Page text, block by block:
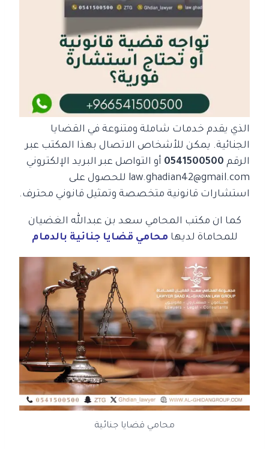
الذي يقدم خدمات شاملة ومتنوعة في القضايا
الجنائية. يمكن للأشخاص الاتصال بهذا المكتب عبر
الرقم 0541500500 أو التواصل عبر البريد الإلكتروني
law.ghadian42@gmail.com للحصول على
استشارات قانونية متخصصة وتمثيل قانوني محترف.
كما ان مكتب المحامي سعد بن عبدالله الغضيان
للمحاماة لديها محامي قضايا جنائية بالدمام
محامي قضايا جنائية